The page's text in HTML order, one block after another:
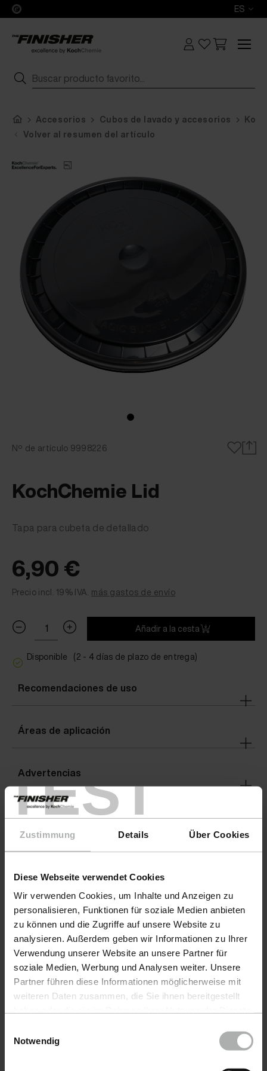
TEST
Zustimmung Details Über Cookies
Diese Webseite verwendet Cookies
Wir verwenden Cookies, um Inhalte und Anzeigen zu
personalisieren, Funktionen für soziale Medien anbieten
zu können und die Zugriffe auf unsere Website zu
analysieren. Außerdem geben wir Informationen zu Ihrer
Verwendung unserer Website an unsere Partner für
soziale Medien, Werbung und Analysen weiter. Unsere
Partner führen diese Informationen möglicherweise mit
weiteren Daten zusammen, die Sie ihnen bereitgestellt
Einstellungen zu den Cookies finden Sie unter
Notwendig
ES
Accesorios Cubos de lavado y accesorios
Volver al resumen del artículo
Nº de artículo 9998226
KochChemie Lid
Tapa para cubeta de detallado
6,90 €
Precio incl. 19% IVA. más gastos de envío
Añadir a la cesta
Disponible (2 - 4 días de plazo de entrega)
Recomendaciones de uso
Áreas de aplicación
Advertencias
Productos
Cuidado DelAutomóvil
Cuidado DeEmbarcaciones
COLOURLOCK CuidadoDelCuero